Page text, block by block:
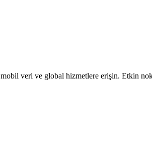
veri ve global hizmetlere erişin. Etkin